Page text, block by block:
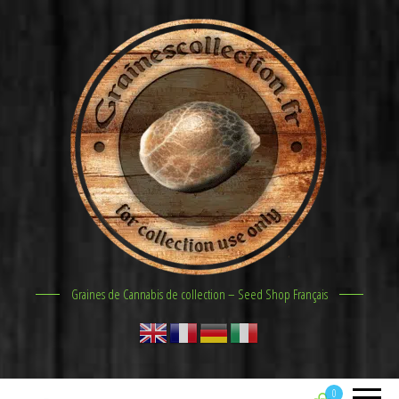
Graines de Cannabis de collection – Seed Shop Français
0